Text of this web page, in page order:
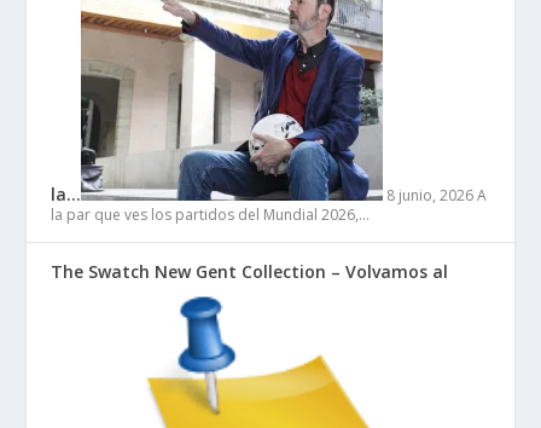
la… 8 junio, 2026 A
la par que ves los partidos del Mundial 2026,…
The Swatch New Gent Collection – Volvamos al